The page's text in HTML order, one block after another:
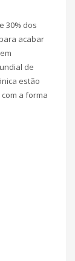
30% dos
acabar
de
estão
a forma